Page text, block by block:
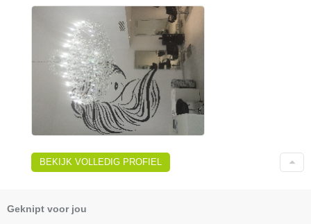
BEKIJK VOLLEDIG PROFIEL
Geknipt voor jou